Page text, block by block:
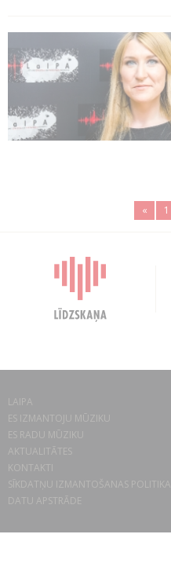
« 1
LAIPA
ES IZMANTOJU MŪZIKU
ES RADU MŪZIKU
AKTUALITĀTES
KONTAKTI
SĪKDATŅU IZMANTOŠANAS POLITIKA
DATU APSTRĀDE